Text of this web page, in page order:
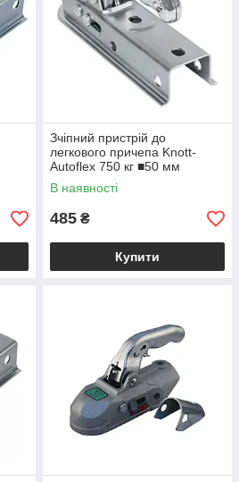
Зчіпний пристрій до
легкового причепа Knott-
Autoflex 750 кг ■50 мм
6E0547.001
В наявності
485 ₴
Купити